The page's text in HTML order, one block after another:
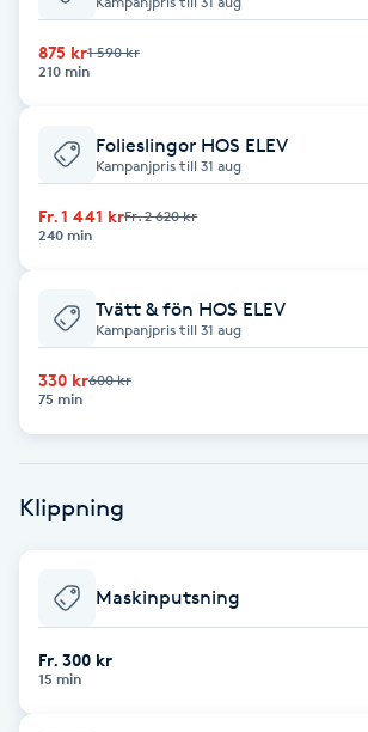
Babylights
Balayage
Bambumassage
Barber
Barnklippning
BIAB
Bottenfärg
Brynplockning
875 kr1 590 kr
210 min
Folieslingor HOS ELEV
Kampanjpris till 31 aug
Fr. 1 441 krFr. 2 620 kr
240 min
Tvätt & fön HOS ELEV
Kampanjpris till 31 aug
330 kr600 kr
75 min
Klippning
Maskinputsning
Fr. 300 kr
15 min